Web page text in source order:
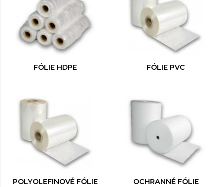
FÓLIE HDPE FÓLIE PVC
POLYOLEFINOVÉ FÓLIE OCHRANNÉ FÓLIE